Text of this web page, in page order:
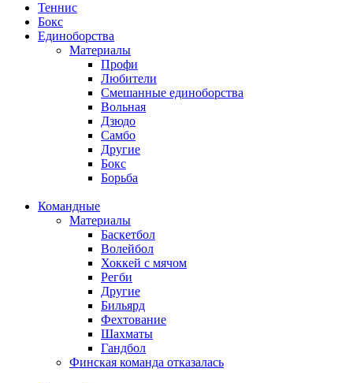
Теннис
Бокс
Единоборства
Материалы
Профи
Любители
Смешанные единоборства
Вольная
Дзюдо
Самбо
Другие
Бокс
Борьба
Командные
Материалы
Баскетбол
Волейбол
Хоккей с мячом
Регби
Другие
Бильярд
Фехтование
Шахматы
Гандбол
Финская команда отказалась